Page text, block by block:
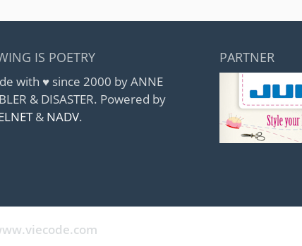
IS POETRY
with ♥ since 2000 by ANNE
& DISASTER. Powered by
& NADV.
PARTNER